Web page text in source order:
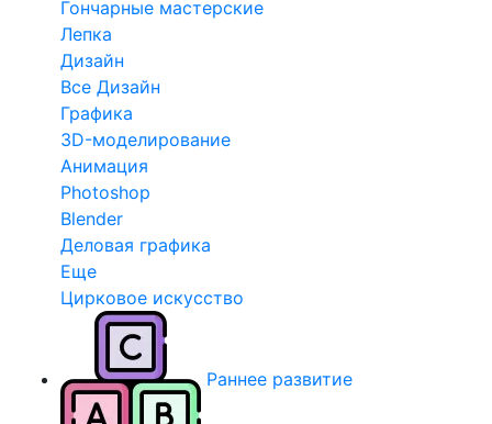
Гончарные мастерские
Лепка
Дизайн
Все Дизайн
Графика
3D-моделирование
Анимация
Photoshop
Blender
Деловая графика
Еще
Цирковое искусство
Раннее развитие